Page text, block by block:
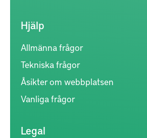
Hjälp
Allmänna frågor
Tekniska frågor
Åsikter om webbplatsen
Vanliga frågor
Legal